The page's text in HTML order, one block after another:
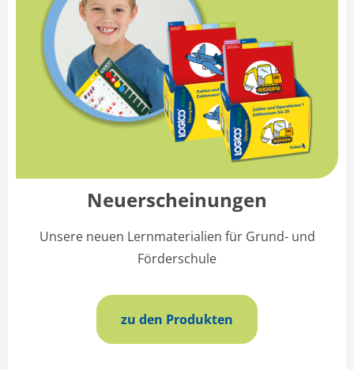
Neuerscheinungen
Unsere neuen Lernmaterialien für Grund- und
Förderschule
zu den Produkten